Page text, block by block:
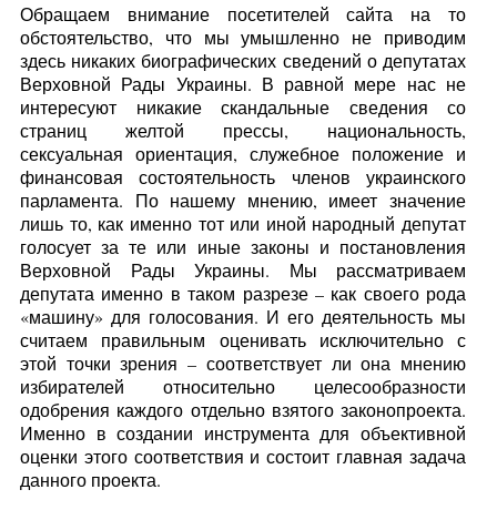
Обращаем внимание посетителей сайта на то
обстоятельство, что мы умышленно не приводим
здесь никаких биографических сведений о депутатах
Верховной Рады Украины. В равной мере нас не
интересуют никакие скандальные сведения со
страниц желтой прессы, национальность,
сексуальная ориентация, служебное положение и
финансовая состоятельность членов украинского
парламента. По нашему мнению, имеет значение
лишь то, как именно тот или иной народный депутат
голосует за те или иные законы и постановления
Верховной Рады Украины. Мы рассматриваем
депутата именно в таком разрезе – как своего рода
«машину» для голосования. И его деятельность мы
считаем правильным оценивать исключительно с
этой точки зрения – соответствует ли она мнению
избирателей относительно целесообразности
одобрения каждого отдельно взятого законопроекта.
Именно в создании инструмента для объективной
оценки этого соответствия и состоит главная задача
данного проекта.